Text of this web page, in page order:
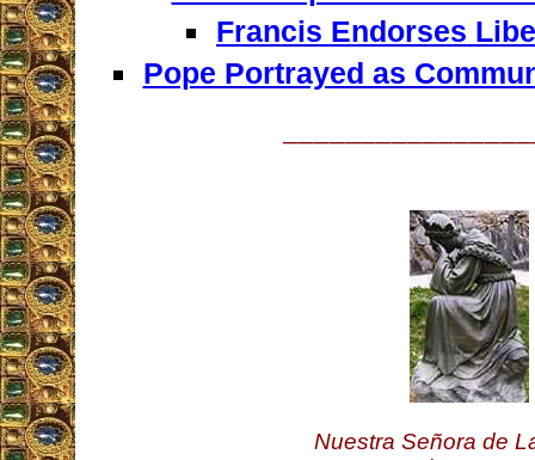
Francis Endorses
Pope Portrayed as
Nuestra Señora de